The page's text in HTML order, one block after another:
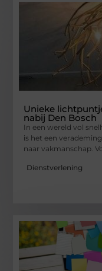
Unieke
nabij Den Bosch
In een wereld vol
is het een
naar vakmanschap.
Dienstverlening